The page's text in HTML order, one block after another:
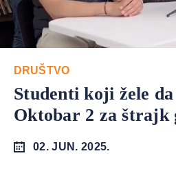
DRUŠTVO
Studenti koji žele
Oktobar 2 za štrajk
02. JUN. 2025.